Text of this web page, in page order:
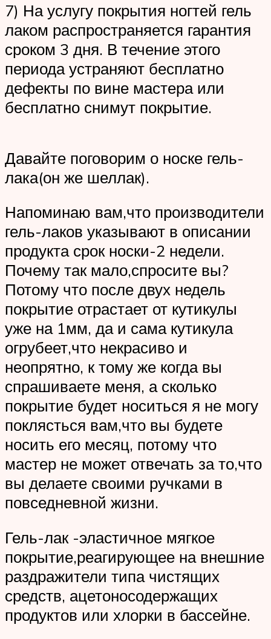
7) На услугу покрытия ногтей гель
лаком распространяется гарантия
сроком 3 дня. В течение этого
периода устраняют бесплатно
дефекты по вине мастера или
бесплатно снимут покрытие.
Давайте поговорим о носке гель-
лака(он же шеллак).
Напоминаю вам,что производители
гель-лаков указывают в описании
продукта срок носки-2 недели.
Почему так мало,спросите вы?
Потому что после двух недель
покрытие отрастает от кутикулы
уже на 1мм, да и сама кутикула
огрубеет,что некрасиво и
неопрятно, к тому же когда вы
спрашиваете меня, а сколько
покрытие будет носиться я не могу
поклясться вам,что вы будете
носить его месяц, потому что
мастер не может отвечать за то,что
вы делаете своими ручками в
повседневной жизни.
Гель-лак -эластичное мягкое
покрытие,реагирующее на внешние
раздражители типа чистящих
средств, ацетоносодержащих
продуктов или хлорки в бассейне.